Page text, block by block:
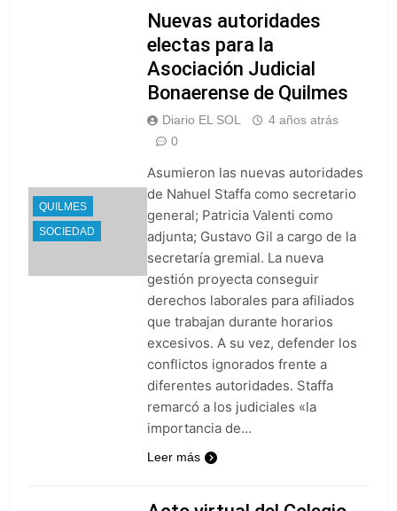
QUILMES
SOCIEDAD
Nuevas autoridades
electas para la
Asociación Judicial
Bonaerense de Quilmes
Diario EL SOL
4 años atrás
0
Asumieron las nuevas autoridades
de Nahuel Staffa como secretario
general; Patricia Valenti como
adjunta; Gustavo Gil a cargo de la
secretaría gremial. La nueva
gestión proyecta conseguir
derechos laborales para afiliados
que trabajan durante horarios
excesivos. A su vez, defender los
conflictos ignorados frente a
diferentes autoridades. Staffa
remarcó a los judiciales «la
importancia de…
Leer más